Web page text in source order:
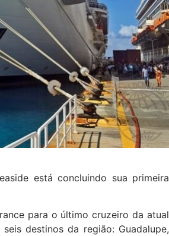
está concluindo sua primeira
para o último cruzeiro da atual
destinos da região: Guadalupe,